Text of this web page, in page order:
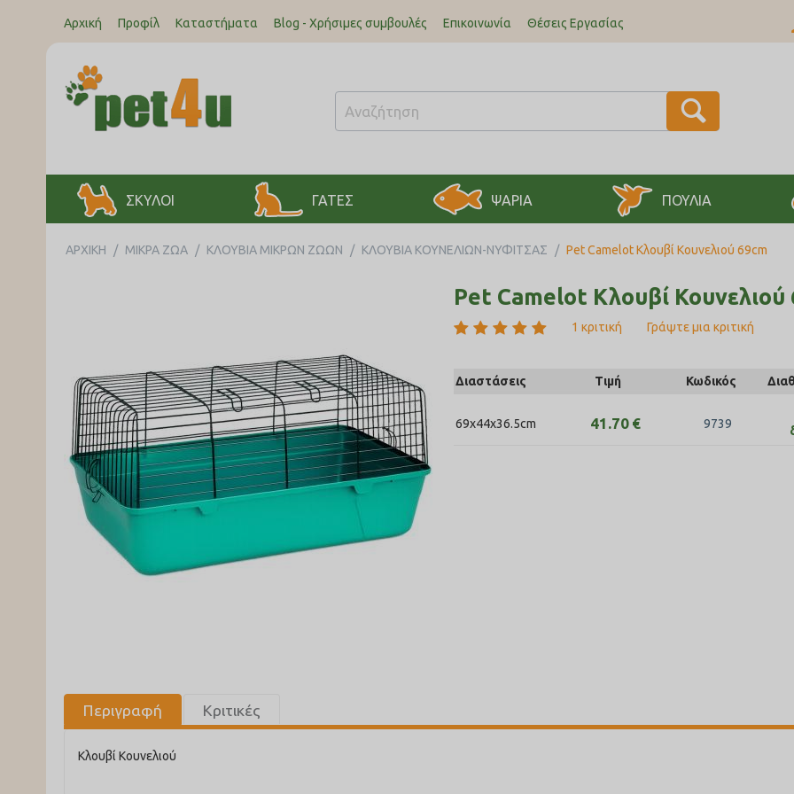
Αρχική Προφίλ Καταστήματα Blog - Χρήσιμες συμβουλές Επικοινωνία Θέσεις Εργασίας
ΣΚΥΛΟΙ ΓΑΤΕΣ ΨΑΡΙΑ ΠΟΥΛΙΑ
ΑΡΧΙΚΉ / ΜΙΚΡΑ ΖΩΑ / ΚΛΟΥΒΙΑ ΜΙΚΡΩΝ ΖΩΩΝ / ΚΛΟΥΒΙΑ ΚΟΥΝΕΛΙΩΝ-ΝΥΦΙΤΣΑΣ / Pet Camelot Κλουβί Κουνελιού 69cm
Pet Camelot Κλουβί Κουνελιού
1 κριτική Γράψτε μια κριτική
Διαστάσεις Τιμή Κωδικός
69x44x36.5cm 41.70 € 9739
Περιγραφή Κριτικές
Κλουβί Κουνελιού